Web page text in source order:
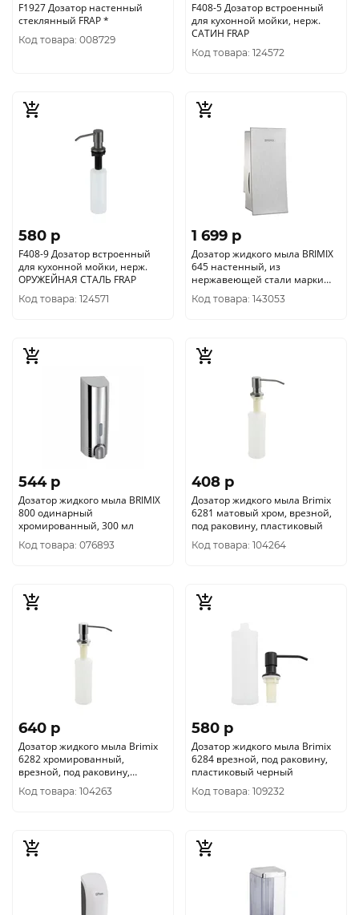
F1927 Дозатор настенный
стеклянный FRAP *
Код товара: 008729
F408-5 Дозатор встроенный
для кухонной мойки, нерж.
САТИН FRAP
Код товара: 124572
580 p
F408-9 Дозатор встроенный
для кухонной мойки, нерж.
ОРУЖЕЙНАЯ СТАЛЬ FRAP
Код товара: 124571
1 699 p
Дозатор жидкого мыла BRIMIX
645 настенный, из
нержавеющей стали марки
201, на 800 мл, МАТОВЫЙ
ХРОМ
Код товара: 143053
544 p
Дозатор жидкого мыла BRIMIX
800 одинарный
хромированный, 300 мл
Код товара: 076893
408 p
Дозатор жидкого мыла Brimix
6281 матовый хром, врезной,
под раковину, пластиковый
Код товара: 104264
640 p
Дозатор жидкого мыла Brimix
6282 хромированный,
врезной, под раковину,
пластиковы
Код товара: 104263
580 p
Дозатор жидкого мыла Brimix
6284 врезной, под раковину,
пластиковый черный
Код товара: 109232